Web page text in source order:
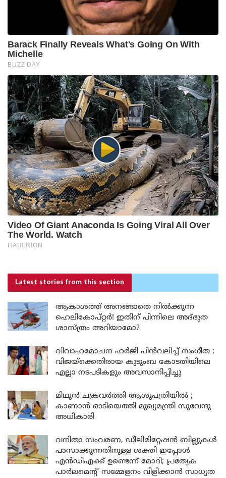
Latest stories from this section
ആകാശത്ത് അനങ്ങാതെ നില്‍ക്കുന്ന
ഹെലികോപ്റ്റര്‍! ഇതിന് പിന്നിലെ അദ്ഭുത
ശാസ്ത്രം അറിയാമോ?
വിവാഹമോചന ഹർജി പിൻവലിച്ച് സംഗീത ;
വിജയ്ക്കെതിരായ കുടുംബ കോടതിയിലെ
എല്ലാ നടപടികളും അവസാനിപ്പിച്ചു
മിഥുൻ ചക്രവർത്തി ആശുപത്രിയിൽ ;
കാണാൻ ഓടിയെത്തി മുഖ്യമന്ത്രി സുവേന്ദു
അധികാരി
വനിതാ സംവരണ, ഡീലിമിറ്റേഷൻ ബില്ലുകൾ
പാസാക്കുന്നതിനുള്ള ശക്തി ഇപ്പോൾ
എൻഡിഎക്ക് ഉണ്ടെന്ന് മോദി; പ്രത്യേക
പാർലമെന്റ് സമ്മേളനം വിളിക്കാൻ സാധ്യത